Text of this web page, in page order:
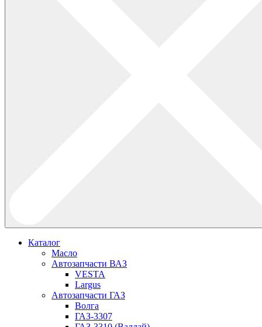
Каталог
Масло
Автозапчасти ВАЗ
VESTA
Largus
Автозапчасти ГАЗ
Волга
ГАЗ-3307